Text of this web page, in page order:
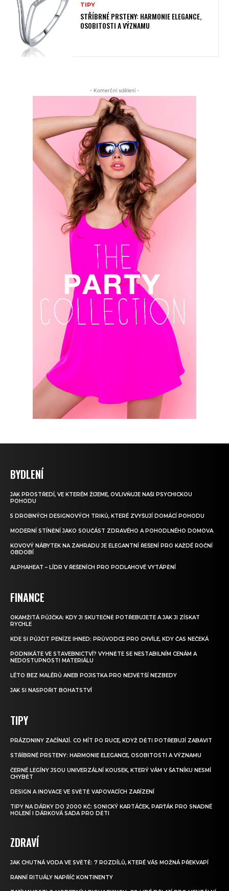
BYDLENÍ
JAK PROSTŘEDÍ, VE KTERÉM ŽIJEME, OVLIVŇUJE NAŠI PSYCHICKOU
POHODU
5 DROBNÝCH DESIGNOVÝCH TRIKŮ, KTERÉ ZVYŠUJÍ DOMÁCÍ POHODU
MODERNÍ STÍNĚNÍ JAKO SOUČÁST ZDRAVÉHO A POHODLNÉHO DOMOVA
KOVOVÝ NÁBYTEK NA ZAHRADU JE ELEGANTNÍ ŘEŠENÍ PRO KAŽDÉ ROČNÍ
OBDOBÍ
ALPHAHEAT – LÍDR V ŘEŠENÍCH PRO PODLAHOVÉ VYTÁPĚNÍ
FINANCE
OKAMŽITÁ PŮJČKA: KDY JI SKUTEČNĚ POTŘEBUJETE A JAK JI ZÍSKAT
RYCHLE
KDE SI PŮJČIT PENÍZE IHNED: PRŮVODCE PRO CHVÍLE, KDY ČAS NEČEKÁ
PODNIKÁTE VE STAVEBNICTVÍ? VYHNĚTE SE NESTABILNÍM CENÁM A
NEDOSTUPNOSTI MATERIÁLU
LÉTO BEZ MALÉRŮ ANEB POJISTKA PRO NEJVĚTŠÍ NEZBEDY
JAK SI NASPOŘIT BOHATSTVÍ
TIPY
PRÁZDNINY ZAČÍNAJÍ. CO MÍT PO RUCE, KDYŽ DĚTI POTŘEBUJÍ ZABAVIT
STŘÍBRNÉ PRSTENY: HARMONIE ELEGANCE, OSOBITOSTI A VÝZNAMU
ČERNÉ LEGÍNY JSOU UNIVERZÁLNÍ KOUSEK, KTERÝ VÁM V ŠATNÍKU NESMÍ
CHYBĚT
DESIGN A INOVACE VE SVĚTĚ VAPOVACÍCH ZAŘÍZENÍ
TIPY NA DÁRKY DO 2000 KČ: SONICKÝ KARTÁČEK, PARŤÁK PRO SNADNÉ
HOLENÍ I DÁRKOVÁ SADA PRO DĚTI
ZDRAVÍ
JAK CHUTNÁ VODA VE SVĚTĚ: 7 ROZDÍLŮ, KTERÉ VÁS MOŽNÁ PŘEKVAPÍ
RANNÍ RITUÁLY NAPŘÍČ KONTINENTY